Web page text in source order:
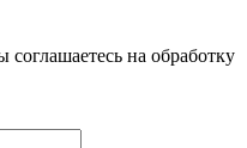
на обработку